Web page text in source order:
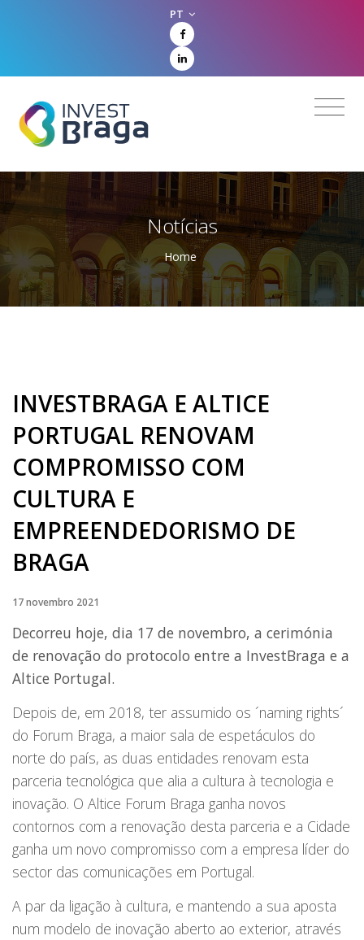
PT
Notícias
Home
INVESTBRAGA E ALTICE
PORTUGAL RENOVAM
COMPROMISSO COM
CULTURA E
EMPREENDEDORISMO DE
BRAGA
17 novembro 2021
Decorreu hoje, dia 17 de novembro, a cerimónia
de renovação do protocolo entre a InvestBraga e a
Altice Portugal.
Depois de, em 2018, ter assumido os ´naming rights´
do Forum Braga, a maior sala de espetáculos do
norte do país, as duas entidades renovam esta
parceria tecnológica que alia a cultura à tecnologia e
inovação. O Altice Forum Braga ganha novos
contornos com a renovação desta parceria e a Cidade
ganha um novo compromisso com a empresa líder do
sector das comunicações em Portugal.
A par da ligação à cultura, e mantendo a sua aposta
num modelo de inovação aberto ao exterior, através